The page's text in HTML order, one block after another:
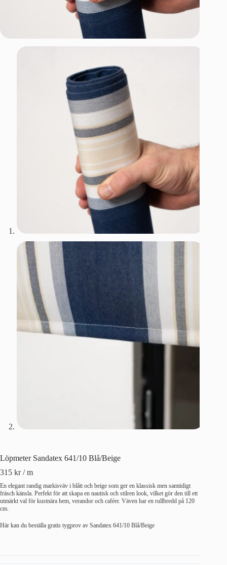
Löpmeter Sandatex 641/10 Blå/Beige
315 kr / m
En elegant randig markisväv i blått och beige som ger en klassisk men samtidigt
fräsch känsla. Perfekt för att skapa en nautisk och stilren look, vilket gör den till ett
utmärkt val för kustnära hem, verandor och caféer. Väven har en rullbredd på 120
cm.
Här kan du beställa gratis tygprov av Sandatex 641/10 Blå/Beige